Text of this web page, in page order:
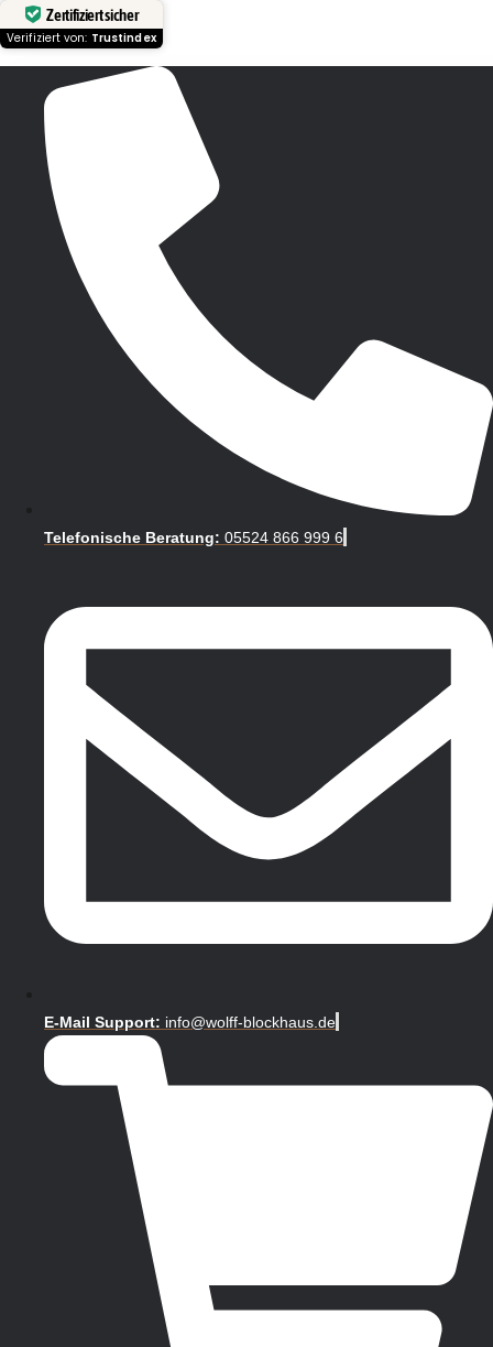
Zertifiziert sicher
Verifiziert von: Trustindex
Telefonische Beratung: 05524 866 999 6
E-Mail Support: info@wolff-blockhaus.de